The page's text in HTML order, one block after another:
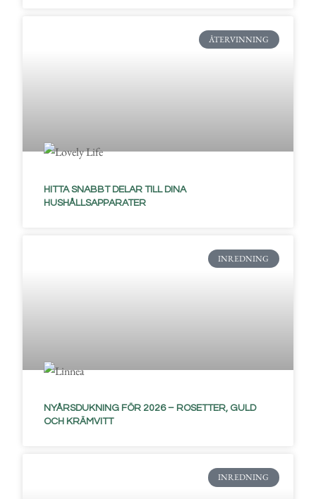
ÅTERVINNING
HITTA SNABBT DELAR TILL DINA
HUSHÅLLSAPPARATER
INREDNING
NYÅRSDUKNING FÖR 2026 – ROSETTER, GULD
OCH KRÄMVITT
INREDNING